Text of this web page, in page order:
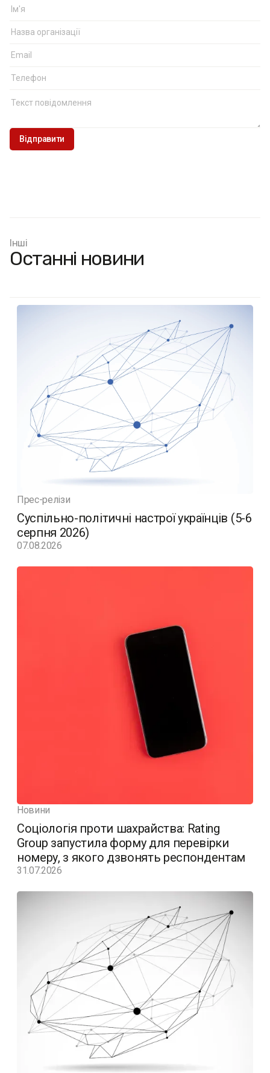
Інші
Останні новини
Прес-релізи
Суспільно-політичні настрої українців (5-6
серпня 2026)
07.08.2026
Новини
Соціологія проти шахрайства: Rating
Group запустила форму для перевірки
номеру, з якого дзвонять респондентам
31.07.2026